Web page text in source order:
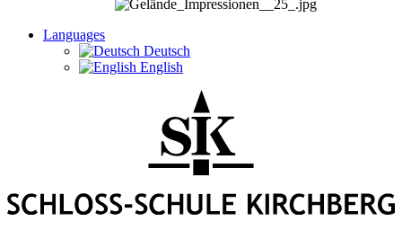
Languages
Deutsch
English